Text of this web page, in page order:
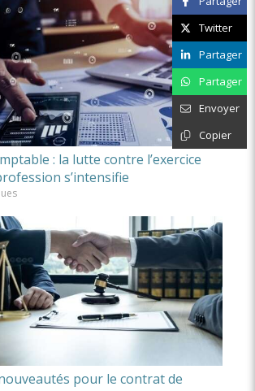
: la lutte contre l’exercice
s’intensifie
pour le contrat de
Twitter
Partager
Partager
Envoyer
Copier